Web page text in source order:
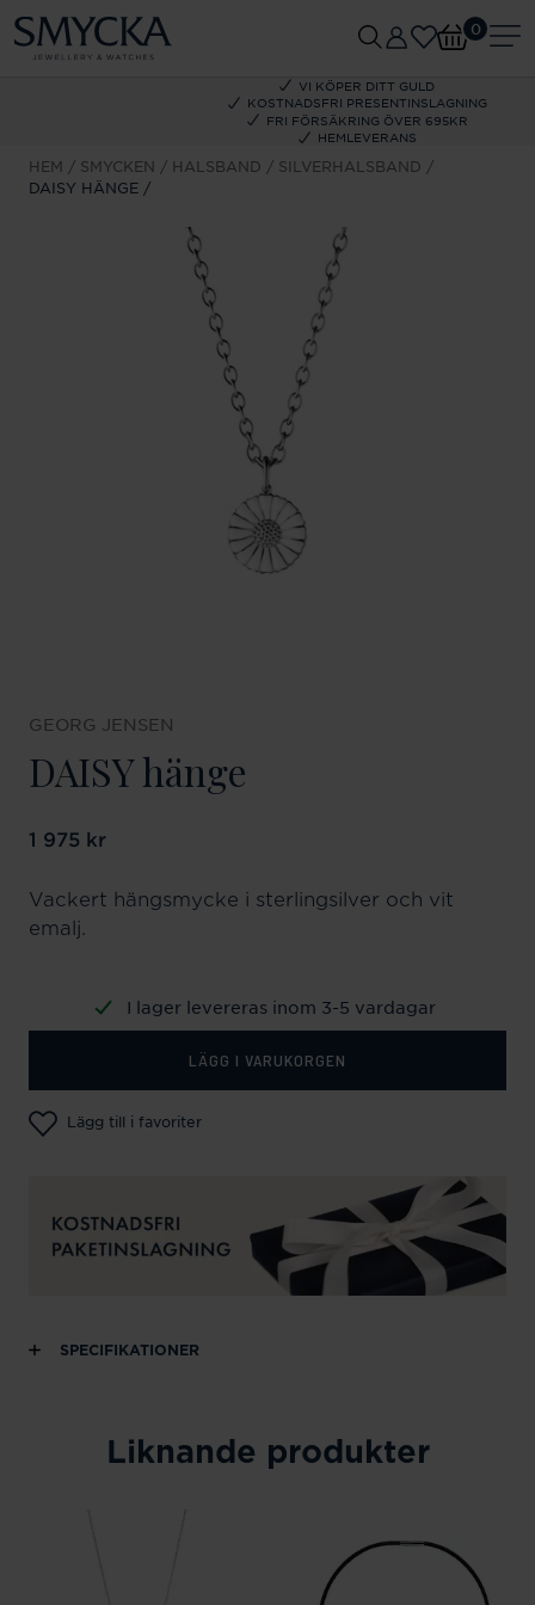
VI KÖPER DITT GULD
KOSTNADSFRI PRESENTINSLAGNING
FRI FÖRSÄKRING ÖVER 695KR
HEMLEVERANS
0
HEM SMYCKEN HALSBAND
SILVERHALSBAND
DAISY HÄNGE
GEORG JENSEN
DAISY hänge
Pris:1 975 kr
1 975 kr
Vackert hängsmycke i sterlingsilver och vit
emalj.
I lager levereras inom 3-5 vardagar
LÄGG I VARUKORGEN
Lägg till i favoriter
SPECIFIKATIONER
Liknande produkter